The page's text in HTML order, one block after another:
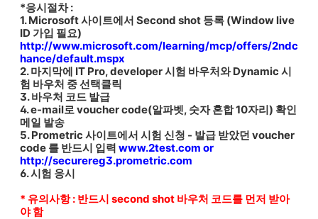
*응시절차 :
1. Microsoft 사이트에서 Second shot 등록 (Window live
ID 가입 필요)
http://www.microsoft.com/learning/mcp/offers/2ndc
hance/default.mspx
2. 마지막에 IT Pro, developer 시험 바우처와 Dynamic 시
험 바우처 중 선택클릭
3. 바우처 코드 발급
4. e-mail로 voucher code(알파벳, 숫자 혼합 10자리) 확인
메일 발송
5. Prometric 사이트에서 시험 신청 - 발급 받았던 voucher
code 를 반드시 입력 www.2test.com or
http://securereg3.prometric.com
6. 시험 응시
* 유의사항 : 반드시 second shot 바우처 코드를 먼저 받아
야 함